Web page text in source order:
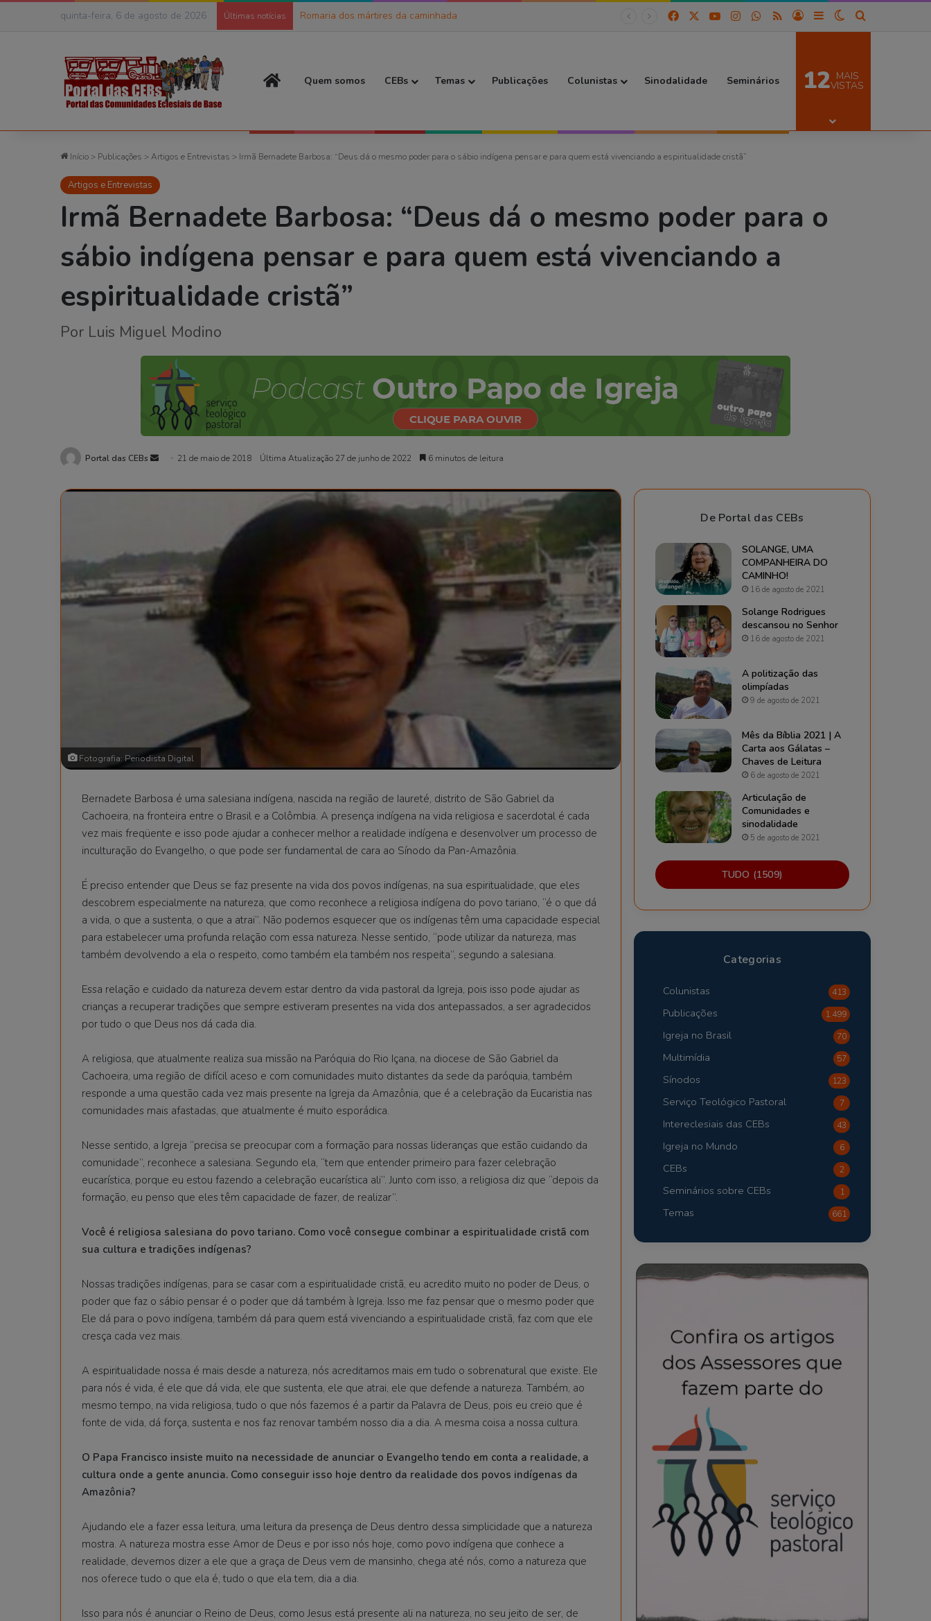
quinta-feira, 6 de agosto de 2026 Últimas notícias Romaria dos mártires da caminhada Facebook YouTubeInstagramWhatsApp
RSS Entrar Barra Lateral
Switch skin
Procurar por
Página Inicial
Quem somos CEBs Temas Publicações Colunistas Sinodalidade Seminários 12 MAIS
VISTAS
Início > Publicações >Artigos e Entrevistas > Irmã Bernadete Barbosa: “Deus dá o mesmo poder para o sábio indígena pensar e para quem está vivenciando a espiritualidade cristã”
Artigos e Entrevistas
Irmã Bernadete Barbosa: “Deus dá o mesmo poder para o
sábio indígena pensar e para quem está vivenciando a
espiritualidade cristã”
Por Luis Miguel Modino
Portal das CEBs
Mande
e-
21 de maio de 2018 Última Atualização 27 de junho de 2022 6 minutos de leitura
Fotografia: Periodista Digital
Bernadete Barbosa é uma salesiana indígena, nascida na região de Iaureté, distrito de São Gabriel da
Cachoeira, na fronteira entre o Brasil e a Colômbia. A presença indígena na vida religiosa e sacerdotal é cada
vez mais freqüente e isso pode ajudar a conhecer melhor a realidade indígena e desenvolver um processo de
inculturação do Evangelho, o que pode ser fundamental de cara ao Sínodo da Pan-Amazônia.
É preciso entender que Deus se faz presente na vida dos povos indígenas, na sua espiritualidade, que eles
descobrem especialmente na natureza, que como reconhece a religiosa indígena do povo tariano, “é o que dá
a vida, o que a sustenta, o que a atrai”. Não podemos esquecer que os indígenas têm uma capacidade especial
para estabelecer uma profunda relação com essa natureza. Nesse sentido, “pode utilizar da natureza, mas
também devolvendo a ela o respeito, como também ela também nos respeita”, segundo a salesiana.
Essa relação e cuidado da natureza devem estar dentro da vida pastoral da Igreja, pois isso pode ajudar as
crianças a recuperar tradições que sempre estiveram presentes na vida dos antepassados, a ser agradecidos
por tudo o que Deus nos dá cada dia.
A religiosa, que atualmente realiza sua missão na Paróquia do Rio Içana, na diocese de São Gabriel da
Cachoeira, uma região de difícil aceso e com comunidades muito distantes da sede da paróquia, também
responde a uma questão cada vez mais presente na Igreja da Amazônia, que é a celebração da Eucaristia nas
comunidades mais afastadas, que atualmente é muito esporádica.
Nesse sentido, a Igreja “precisa se preocupar com a formação para nossas lideranças que estão cuidando da
comunidade”, reconhece a salesiana. Segundo ela, “tem que entender primeiro para fazer celebração
eucarística, porque eu estou fazendo a celebração eucarística ali”. Junto com isso, a religiosa diz que “depois da
formação, eu penso que eles têm capacidade de fazer, de realizar”.
Você é religiosa salesiana do povo tariano. Como você consegue combinar a espiritualidade cristã com
sua cultura e tradições indígenas?
Nossas tradições indígenas, para se casar com a espiritualidade cristã, eu acredito muito no poder de Deus, o
poder que faz o sábio pensar é o poder que dá também à Igreja. Isso me faz pensar que o mesmo poder que
Ele dá para o povo indígena, também dá para quem está vivenciando a espiritualidade cristã, faz com que ele
cresça cada vez mais.
A espiritualidade nossa é mais desde a natureza, nós acreditamos mais em tudo o sobrenatural que existe. Ele
para nós é vida, é ele que dá vida, ele que sustenta, ele que atrai, ele que defende a natureza. Também, ao
mesmo tempo, na vida religiosa, tudo o que nós fazemos é a partir da Palavra de Deus, pois eu creio que é
fonte de vida, dá força, sustenta e nos faz renovar também nosso dia a dia. A mesma coisa a nossa cultura.
O Papa Francisco insiste muito na necessidade de anunciar o Evangelho tendo em conta a realidade, a
cultura onde a gente anuncia. Como conseguir isso hoje dentro da realidade dos povos indígenas da
Amazônia?
Ajudando ele a fazer essa leitura, uma leitura da presença de Deus dentro dessa simplicidade que a natureza
mostra. A natureza mostra esse Amor de Deus e por isso nós hoje, como povo indígena que conhece a
realidade, devemos dizer a ele que a graça de Deus vem de mansinho, chega até nós, como a natureza que
nos oferece tudo o que ela é, tudo o que ela tem, dia a dia.
Isso para nós é anunciar o Reino de Deus, como Jesus está presente ali na natureza, no seu jeito de ser, de
De Portal das CEBs
SOLANGE, UMA
COMPANHEIRA DO
CAMINHO!
16 de agosto de 2021
Solange Rodrigues
descansou no Senhor
16 de agosto de 2021
A politização das
olimpíadas
9 de agosto de 2021
Mês da Bíblia 2021 | A
Carta aos Gálatas –
Chaves de Leitura
6 de agosto de 2021
Articulação de
Comunidades e
sinodalidade
5 de agosto de 2021
TUDO (1509)
Categorias
Colunistas 413
Publicações 1.499
Igreja no Brasil 70
Multimídia 57
Sínodos 123
Serviço Teológico Pastoral 7
Intereclesiais das CEBs 43
Igreja no Mundo 6
CEBs 2
Seminários sobre CEBs 1
Temas 661